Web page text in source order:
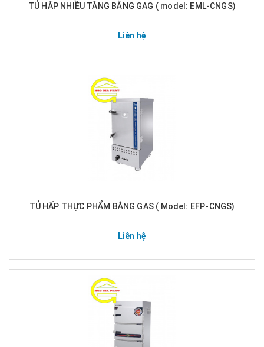
TỦ HẤP NHIỀU TẦNG BẰNG GAG ( model: EML-CNGS)
Liên hệ
TỦ HẤP THỰC PHẨM BẰNG GAS ( Model: EFP-CNGS)
Liên hệ